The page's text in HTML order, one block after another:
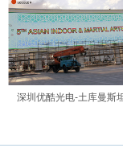
深圳优酷光电-土库曼斯